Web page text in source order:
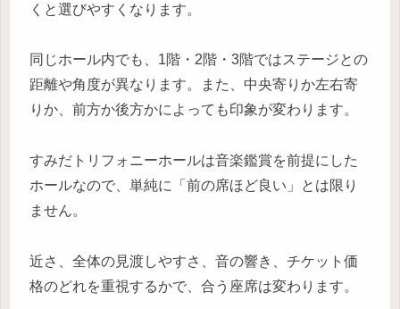
くと選びやすくなります。
同じホール内でも、1階・2階・3階ではステージとの
距離や角度が異なります。また、中央寄りか左右寄
りか、前方か後方かによっても印象が変わります。
すみだトリフォニーホールは音楽鑑賞を前提にした
ホールなので、単純に「前の席ほど良い」とは限り
ません。
近さ、全体の見渡しやすさ、音の響き、チケット価
格のどれを重視するかで、合う座席は変わります。